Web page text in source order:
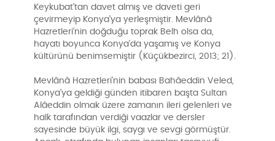
Keykubat’tan davet almış ve daveti geri
çevirmeyip Konya’ya yerleşmiştir. Mevlânâ
Hazretleri’nin doğduğu toprak Belh olsa da,
hayatı boyunca Konya’da yaşamış ve Konya
kültürünü benimsemiştir (Küçükbezirci, 2013; 21).
Mevlânâ Hazretleri’nin babası Bahâeddin Veled,
Konya’ya geldiği günden itibaren başta Sultan
Alâeddin olmak üzere zamanın ileri gelenleri ve
halk tarafından verdiği vaazlar ve dersler
sayesinde büyük ilgi, saygı ve sevgi görmüştür.